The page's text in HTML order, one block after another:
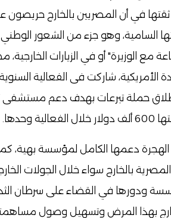
ثقتها في أن المصريين بالخارج
السامية، وهو جزء من الشعور
مع الوزيرة" أو في الزيارات الخارجية،
الأمريكية، شاركت فى الفعالية
الهجرة دعمها الكامل لمؤسسة بهية،
بالخارج سواء خلال الجولات
ودورها في القضاء على سرطان
بهذا المرض وتسهيل وصول